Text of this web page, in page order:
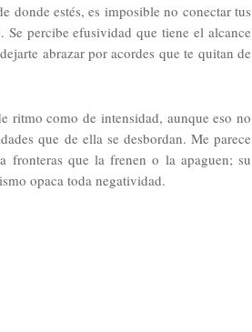
donde estés, es imposible no conectar tus
percibe efusividad que tiene el alcance
abrazar por acordes que te quitan de
ritmo como de intensidad, aunque eso no
que de ella se desbordan. Me parece
fronteras que la frenen o la apaguen; su
opaca toda negatividad.